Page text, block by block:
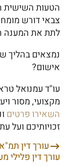
הטעות השישית
צבאי דורש
לתת את המענה
נמצאים בהליך
אישום?
עו"ד עמנואל
מקצועי, מסור
השאירו פרטים
זכויותיכם ועל
ניווטעורך דין תמ"א 38 תל אביב – המדריך המלא
עורך דין